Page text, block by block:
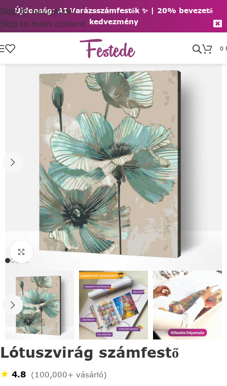
Újdonság: AI Varázsszámfestők ✨ | 20% bevezető
kedvezmény
Skip to navigation
Skip to main content
0
Click to enlarge
Lótuszvirág számfestő
★ 4.8 (100,000+ vásárló)